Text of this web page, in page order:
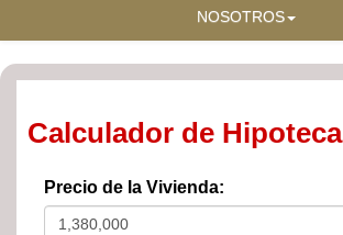
NOSOTROS
Calculador de Hipoteca
Precio de la Vivienda: